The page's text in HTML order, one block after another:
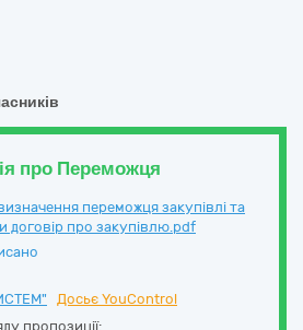
про Переможця
переможця закупівлі та
договір про закупівлю.pdf
Досьє YouControl
пропозиції: